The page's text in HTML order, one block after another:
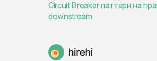
Circuit Breaker паттерн на
downstream